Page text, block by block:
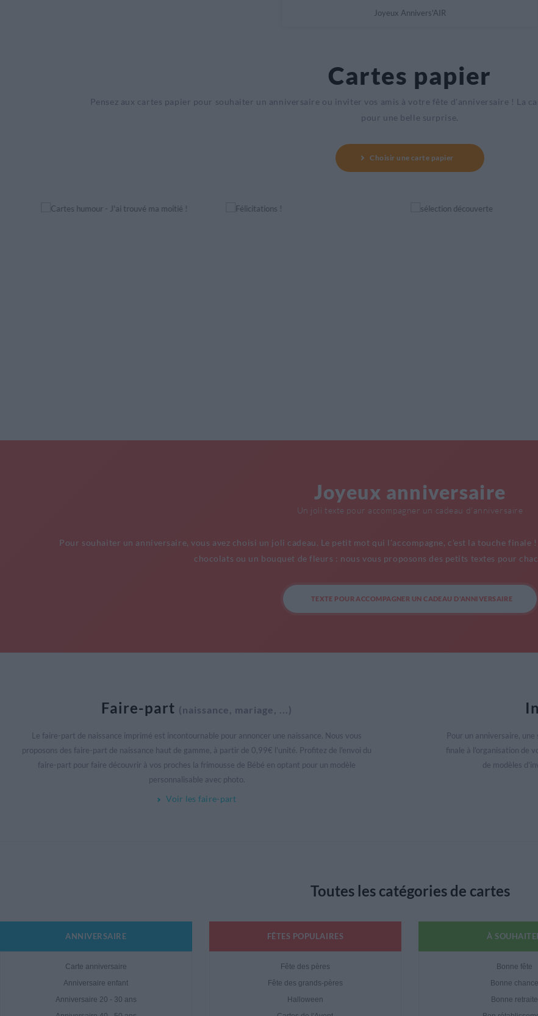
Joyeux Annivers'AIR
Cartes papier
Pensez aux cartes papier pour souhaiter un anniversaire ou inviter vos amis à votre fête d'anniversaire ! La
pour une belle surprise.
Choisir une carte papier
Joyeux anniversaire
Un joli texte pour accompagner un cadeau d'anniversaire
Pour souhaiter un anniversaire, vous avez choisi un joli cadeau. Le petit mot qui l'accompagne, c'est la touche finale
chocolats ou un bouquet de fleurs : nous vous proposons des petits textes pour
TEXTE POUR ACCOMPAGNER UN CADEAU D'ANNIVERSAIRE
Faire-part (naissance, mariage, ...)
Le faire-part de naissance imprimé est incontournable pour annoncer une naissance. Nous vous
proposons des faire-part de naissance haut de gamme, à partir de 0,99€ l'unité. Profitez de l'envoi du
faire-part pour faire découvrir à vos proches la frimousse de Bébé en optant pour un modèle
personnalisable avec photo.
Voir les faire-part
Pour un anniversaire,
finale à l'organisation de
de modèles
Toutes les catégories de cartes
ANNIVERSAIRE
Carte anniversaire
Anniversaire enfant
Anniversaire 20 - 30 ans
FÊTES POPULAIRES
Fête des pères
Fête des grands-pères
Halloween
À
Bonne fête
Bonne chance
Bonne retraite